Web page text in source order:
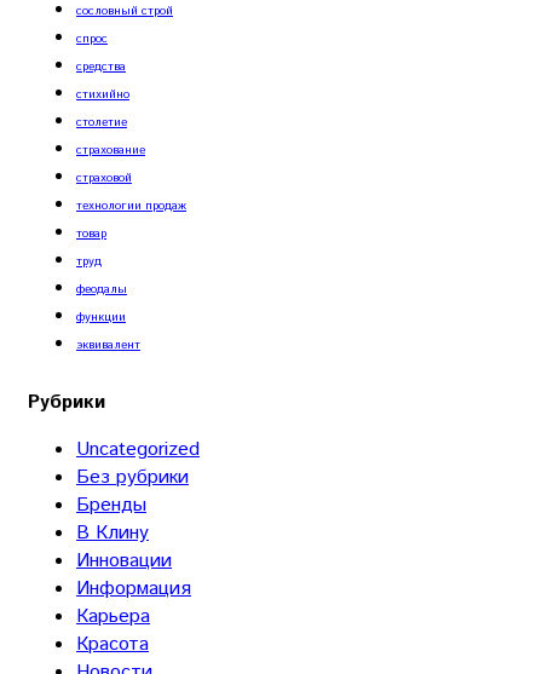
сословный строй
спрос
средства
стихийно
столетие
страхование
страховой
технологии продаж
товар
труд
феодалы
функции
эквивалент
Рубрики
Uncategorized
Без рубрики
Бренды
В Клину
Инновации
Информация
Карьера
Красота